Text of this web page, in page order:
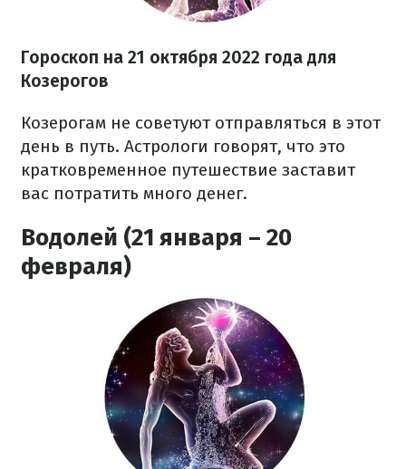
Гороскоп на 21 октября 2022 года для
Козерогов
Козерогам не советуют отправляться в этот
день в путь. Астрологи говорят, что это
кратковременное путешествие заставит
вас потратить много денег.
Водолей (21 января – 20
февраля)